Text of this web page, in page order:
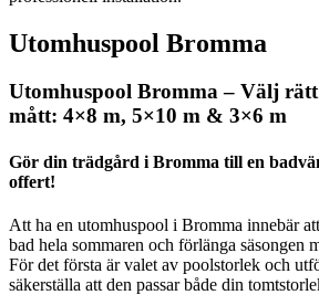
Utomhuspool Bromma
Utomhuspool Bromma – Välj
mått: 4×8 m, 5×10 m & 3×6 m
Gör din trädgård i Bromma till en
offert!
Att ha en utomhuspool i Bromma innebär
bad hela sommaren och förlänga säsongen
För det första är valet av poolstorlek och
säkerställa att den passar både din